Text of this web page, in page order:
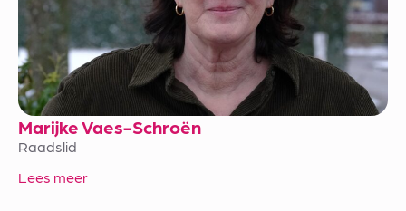
Marijke Vaes-Schroën
Raadslid
Lees meer